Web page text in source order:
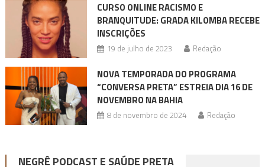
CURSO ONLINE RACISMO E
BRANQUITUDE: GRADA KILOMBA RECEBE
INSCRIÇÕES
19 de julho de 2023 Redação
NOVA TEMPORADA DO PROGRAMA
“CONVERSA PRETA” ESTREIA DIA 16 DE
NOVEMBRO NA BAHIA
8 de novembro de 2024 Redação
NEGRÊ PODCAST E SAÚDE PRETA